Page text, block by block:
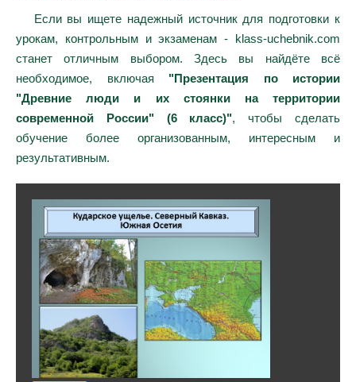
Если вы ищете надежный источник для подготовки к
урокам, контрольным и экзаменам - klass-uchebnik.com
станет отличным выбором. Здесь вы найдёте всё
необходимое, включая "Презентация по истории
"Древние люди и их стоянки на территории
современной России" (6 класс)", чтобы сделать
обучение более организованным, интересным и
результативным.